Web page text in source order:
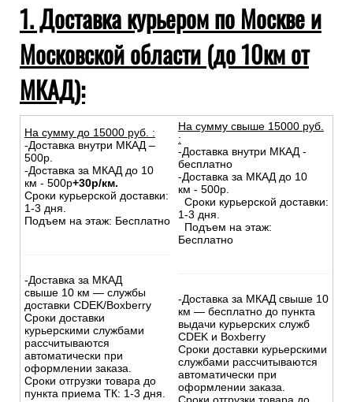
1. Доставка курьером по Москве и
Московской области (до 10км от
МКАД):
На сумму до 15000 руб. :
-Доставка внутри МКАД –
500р.
-Доставка за МКАД до 10
км - 500р+30р/км.
Сроки курьерской доставки:
1-3 дня.
Подъем на этаж: Бесплатно
-Доставка за МКАД
свыше 10 км — службы
доставки CDEK/Boxberry
Сроки доставки
курьерскими службами
рассчитываются
автоматически при
оформлении заказа.
Сроки отгрузки товара до
пункта приема ТК: 1-3 дня.
На сумму свыше 15000 руб.
:
-Доставка внутри МКАД -
бесплатно
-Доставка за МКАД до 10
км - 500р.
Сроки курьерской доставки:
1-3 дня.
Подъем на этаж:
Бесплатно
-Доставка за МКАД свыше 10
км — бесплатно до пункта
выдачи курьерских служб
CDEK и Boxberry
Сроки доставки курьерскими
службами рассчитываются
автоматически при
оформлении заказа.